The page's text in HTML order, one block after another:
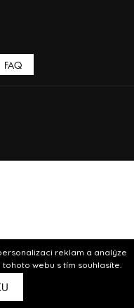
reklam a analýze
webu s tím souhlasíte.
FAQ